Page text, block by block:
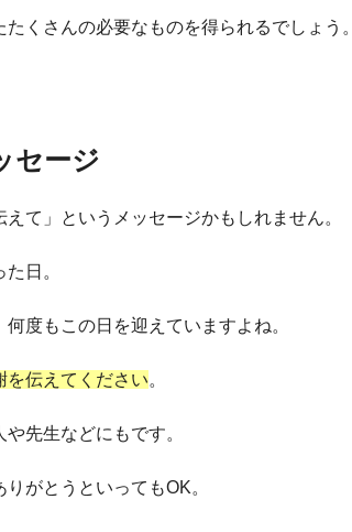
くさんの必要なものを得られるでしょう。
セージ
て」というメッセージかもしれません。
日。
度もこの日を迎えていますよね。
を伝えてください。
先生などにもです。
がとうといってもOK。